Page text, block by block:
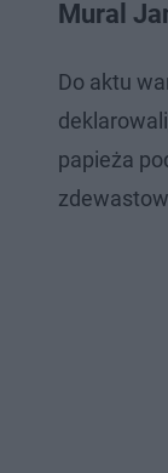
Mural
Do aktu
papieża